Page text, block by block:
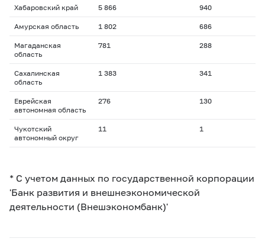
Хабаровский край 5 866 940
Амурская область 1 802 686
Магаданская
область
781 288
Сахалинская
область
1 383 341
Еврейская
автономная область
276 130
Чукотский
автономный округ
11 1
* С учетом данных по государственной корпорации
'Банк развития и внешнеэкономической
деятельности (Внешэкономбанк)'